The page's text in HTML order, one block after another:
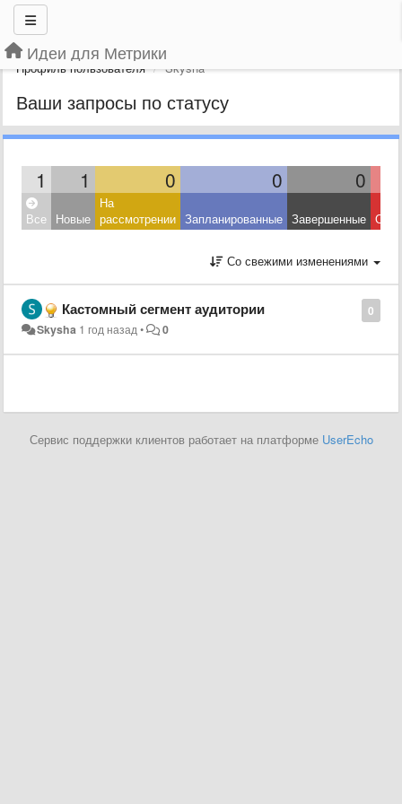
Идеи для Метрики
Профиль пользователя Skysha
Ваши запросы по статусу
1 1 0 0 0
Все Новые
На
рассмотрении Запланированные Завершенные
Со свежими изменениями
0
Кастомный сегмент аудитории
Skysha 1 год назад• 0
Сервис поддержки клиентов работает на платформе UserEcho